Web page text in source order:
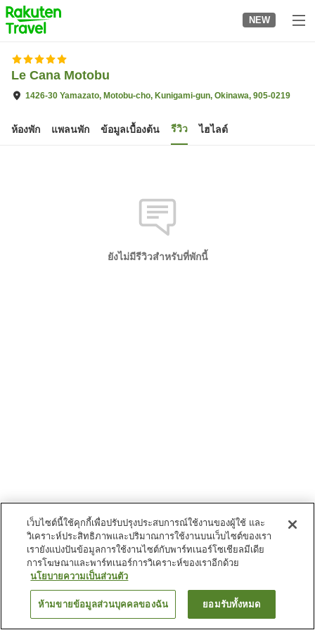
to
top
page
NEW
Le Cana Motobu
1426-30 Yamazato, Motobu-cho, Kunigami-gun, Okinawa, 905-0219
ห้องพัก แพลนพัก ข้อมูลเบื้องต้น รีวิว ไฮไลต์
ยังไม่มีรีวิวสำหรับที่พักนี้
เว็บไซต์นี้ใช้คุกกี้เพื่อปรับปรุงประสบการณ์ใช้งานของผู้ใช้ และ
วิเคราะห์ประสิทธิภาพและปริมาณการใช้งานบนเว็บไซต์ของเรา
เรายังแบ่งปันข้อมูลการใช้งานไซต์กับพาร์ทเนอร์โซเชียลมีเดีย
การโฆษณาและพาร์ทเนอร์การวิเคราะห์ของเราอีกด้วย
นโยบายความเป็นส่วนตัว
ห้ามขายข้อมูลส่วนบุคคลของฉัน ยอมรับทั้งหมด